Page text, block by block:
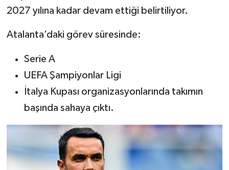
2027 yılına kadar devam ettiği belirtiliyor.
Atalanta’daki görev süresinde:
Serie A
UEFA Şampiyonlar Ligi
İtalya Kupası organizasyonlarında takımın
başında sahaya çıktı.